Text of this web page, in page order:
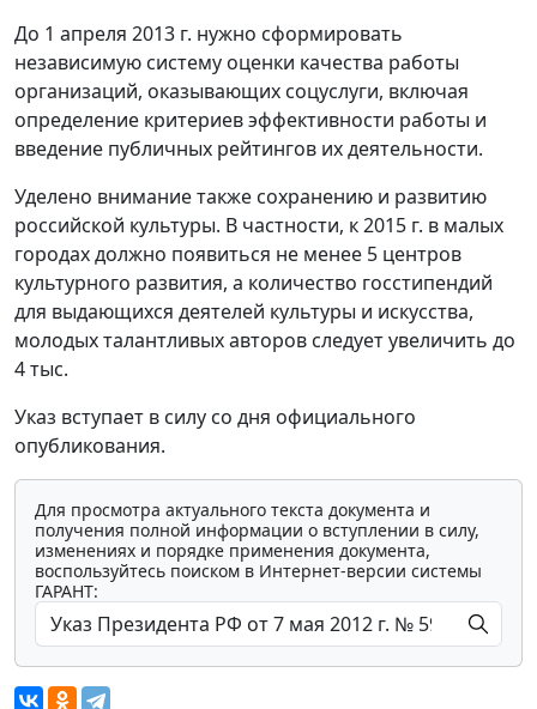
До 1 апреля 2013 г. нужно сформировать
независимую систему оценки качества работы
организаций, оказывающих соцуслуги, включая
определение критериев эффективности работы и
введение публичных рейтингов их деятельности.
Уделено внимание также сохранению и развитию
российской культуры. В частности, к 2015 г. в малых
городах должно появиться не менее 5 центров
культурного развития, а количество госстипендий
для выдающихся деятелей культуры и искусства,
молодых талантливых авторов следует увеличить до
4 тыс.
Указ вступает в силу со дня официального
опубликования.
Для просмотра актуального текста документа и
получения полной информации о вступлении в силу,
изменениях и порядке применения документа,
воспользуйтесь поиском в Интернет-версии системы
ГАРАНТ: